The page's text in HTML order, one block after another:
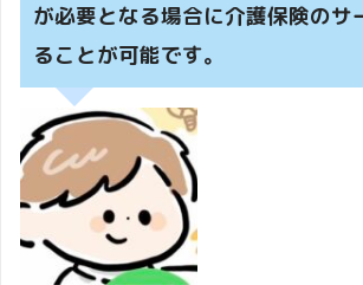
が必要となる場合に介護保険のサ
ることが可能です。